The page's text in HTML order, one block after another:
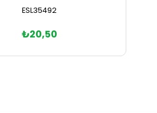
ESL35492
₺20,50